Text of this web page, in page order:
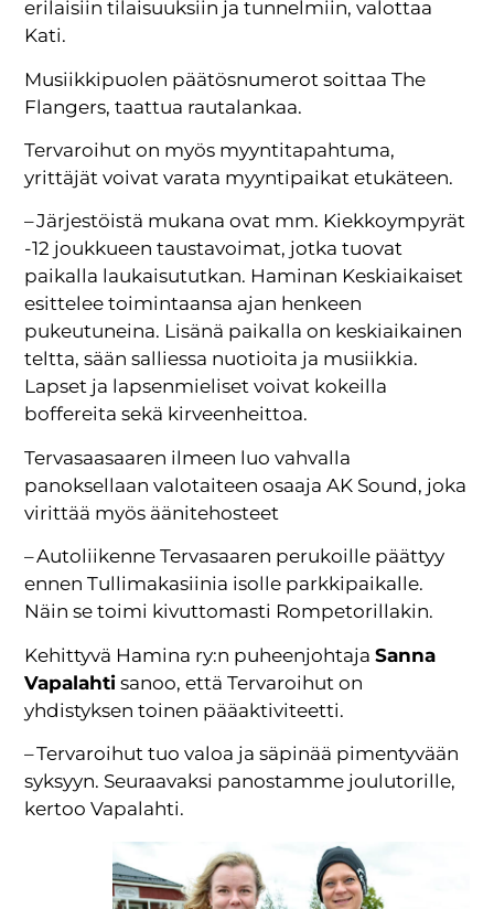
erilaisiin tilaisuuksiin ja tunnelmiin, valottaa
Kati.
Musiikkipuolen päätösnumerot soittaa The
Flangers, taattua rautalankaa.
Tervaroihut on myös myyntitapahtuma,
yrittäjät voivat varata myyntipaikat etukäteen.
– Järjestöistä mukana ovat mm. Kiekkoympyrät
-12 joukkueen taustavoimat, jotka tuovat
paikalla laukaisututkan. Haminan Keskiaikaiset
esittelee toimintaansa ajan henkeen
pukeutuneina. Lisänä paikalla on keskiaikainen
teltta, sään salliessa nuotioita ja musiikkia.
Lapset ja lapsenmieliset voivat kokeilla
boffereita sekä kirveenheittoa.
Tervasaasaaren ilmeen luo vahvalla
panoksellaan valotaiteen osaaja AK Sound, joka
virittää myös äänitehosteet
– Autoliikenne Tervasaaren perukoille päättyy
ennen Tullimakasiinia isolle parkkipaikalle.
Näin se toimi kivuttomasti Rompetorillakin.
Kehittyvä Hamina ry:n puheenjohtajaSanna
Vapalahti sanoo, että Tervaroihut on
yhdistyksen toinen pääaktiviteetti.
– Tervaroihut tuo valoa ja säpinää pimentyvään
syksyyn. Seuraavaksi panostamme joulutorille,
kertoo Vapalahti.